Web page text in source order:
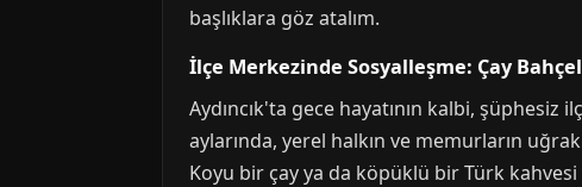
başlıklara göz atalım.
İlçe Merkezinde Sosyalleşme: Çay
Aydıncık'ta gece hayatının kalbi,
aylarında, yerel halkın ve memurların
Koyu bir çay ya da köpüklü bir Türk